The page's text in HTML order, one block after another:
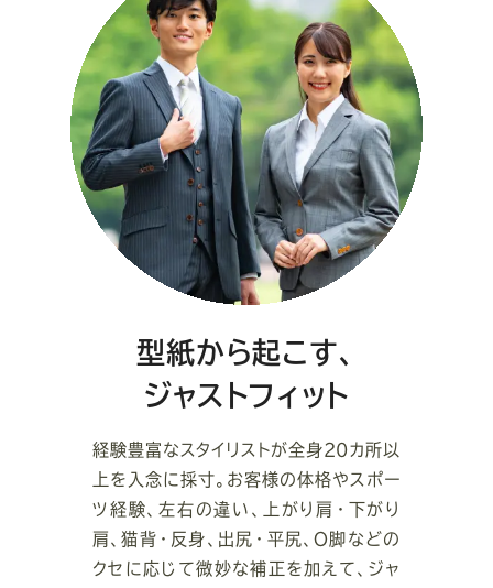
型紙から起こす、
ジャストフィット
経験豊富なスタイリストが全身20カ所以
上を入念に採寸。お客様の体格やスポー
ツ経験、左右の違い、上がり肩・下がり
肩、猫背・反身、出尻・平尻、O脚などの
クセに応じて微妙な補正を加えて、ジャ